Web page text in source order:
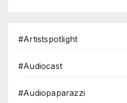
#Artistspotlight
#Audiocast
#Audiopaparazzi